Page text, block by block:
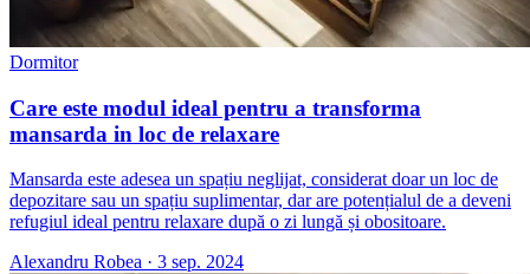
Dormitor
Care este modul ideal pentru a transforma
mansarda in loc de relaxare
Mansarda este adesea un spațiu neglijat, considerat doar un loc de
depozitare sau un spațiu suplimentar, dar are potențialul de a deveni
refugiul ideal pentru relaxare după o zi lungă și obositoare.
Alexandru Robea · 3 sep. 2024